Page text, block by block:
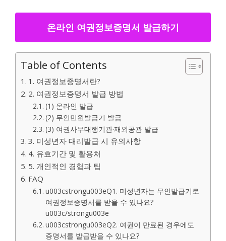
온라인 여권정보증명서 발급하기
Table of Contents
1. 여권정보증명서란?
2. 여권정보증명서 발급 방법
(1) 온라인 발급
(2) 무인민원발급기 발급
(3) 여권사무대행기관·재외공관 발급
3. 미성년자 대리발급 시 유의사항
4. 유효기간 및 활용처
5. 개인적인 경험과 팁
FAQ
u003cstrongu003eQ1. 미성년자는 무인발급기로
여권정보증명서를 받을 수 있나요?
u003c/strongu003e
u003cstrongu003eQ2. 여권이 만료된 경우에도
증명서를 발급받을 수 있나요?